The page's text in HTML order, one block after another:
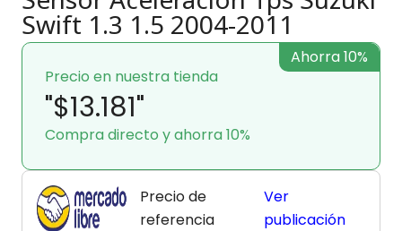
Swift 1.3 1.5 2004-2011
Precio en nuestra tienda
"$13.181"
Compra directo y ahorra 10%
Ahorra 10%
Precio de
referencia
Ver
publicación